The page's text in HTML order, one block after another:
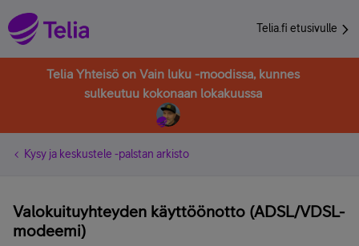
Telia.fi etusivulle
Telia Yhteisö on Vain luku -moodissa, kunnes
sulkeutuu kokonaan lokakuussa
Kysy ja keskustele -palstan arkisto
Valokuituyhteyden käyttöönotto (ADSL/VDSL-
modeemi)